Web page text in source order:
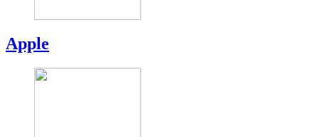
Apple